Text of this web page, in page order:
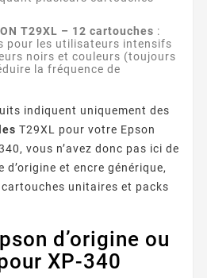
T29XL – 12 cartouches :
pour les utilisateurs intensifs
noirs et couleurs (toujours
la fréquence de
indiquent uniquement des
T29XL pour votre Epson
vous n’avez donc pas ici de
et encre générique,
unitaires et packs
d’origine ou
XP-340